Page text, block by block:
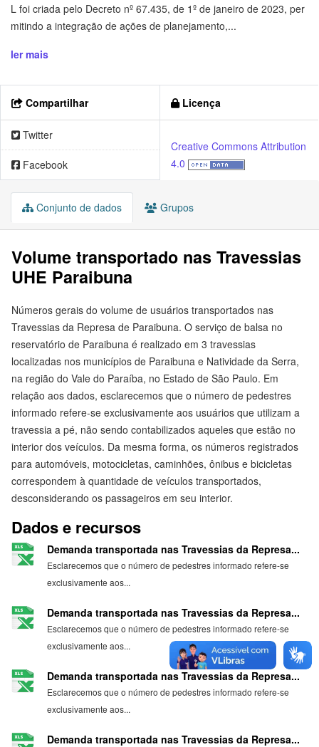
L foi criada pelo Decreto nº 67.435, de 1º de janeiro de 2023, per
mitindo a integração de ações de planejamento,...
ler mais
Compartilhar
Twitter
Facebook
Licença
Creative Commons Attribution
4.0
Conjunto de dados Grupos
Volume transportado nas Travessias
UHE Paraibuna
Números gerais do volume de usuários transportados nas
Travessias da Represa de Paraibuna. O serviço de balsa no
reservatório de Paraibuna é realizado em 3 travessias
localizadas nos municípios de Paraibuna e Natividade da Serra,
na região do Vale do Paraíba, no Estado de São Paulo. Em
relação aos dados, esclarecemos que o número de pedestres
informado refere-se exclusivamente aos usuários que utilizam a
travessia a pé, não sendo contabilizados aqueles que estão no
interior dos veículos. Da mesma forma, os números registrados
para automóveis, motocicletas, caminhões, ônibus e bicicletas
correspondem à quantidade de veículos transportados,
desconsiderando os passageiros em seu interior.
Dados e recursos
Demanda transportada nas Travessias da Represa...
Esclarecemos que o número de pedestres informado refere-se
exclusivamente aos...
Demanda transportada nas Travessias da Represa...
Esclarecemos que o número de pedestres informado refere-se
exclusivamente aos...
Demanda transportada nas Travessias da Represa...
Esclarecemos que o número de pedestres informado refere-se
exclusivamente aos...
Demanda transportada nas Travessias da Represa...